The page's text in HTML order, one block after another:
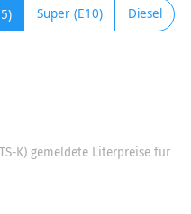
Super (E10) Diesel
K) gemeldete Literpreise für